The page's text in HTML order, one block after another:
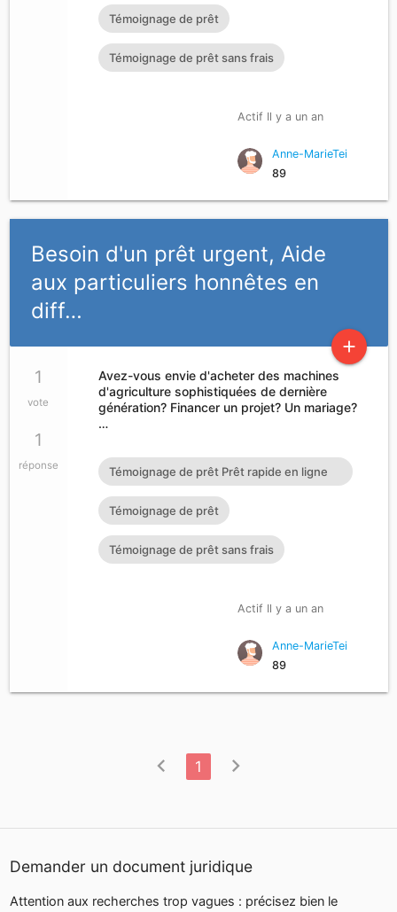
Témoignage de prêt Prêt
Témoignage de prêt
Témoignage de prêt sans frais
Actif Il y a un an
Anne-MarieTei
89
Besoin d'un prêt urgent, Aide
aux particuliers honnêtes en
diff…
add
1
vote
1
réponse
Avez-vous envie d'acheter des machines
d'agriculture sophistiquées de dernière
génération? Financer un projet? Un mariage?
…
Témoignage de prêt Prêt rapide en ligne
Témoignage de prêt Prêt
Témoignage de prêt
Témoignage de prêt sans frais
Actif Il y a un an
Anne-MarieTei
89
chevron_left 1 chevron_right
Demander un document juridique
Attention aux recherches trop vagues : précisez bien le